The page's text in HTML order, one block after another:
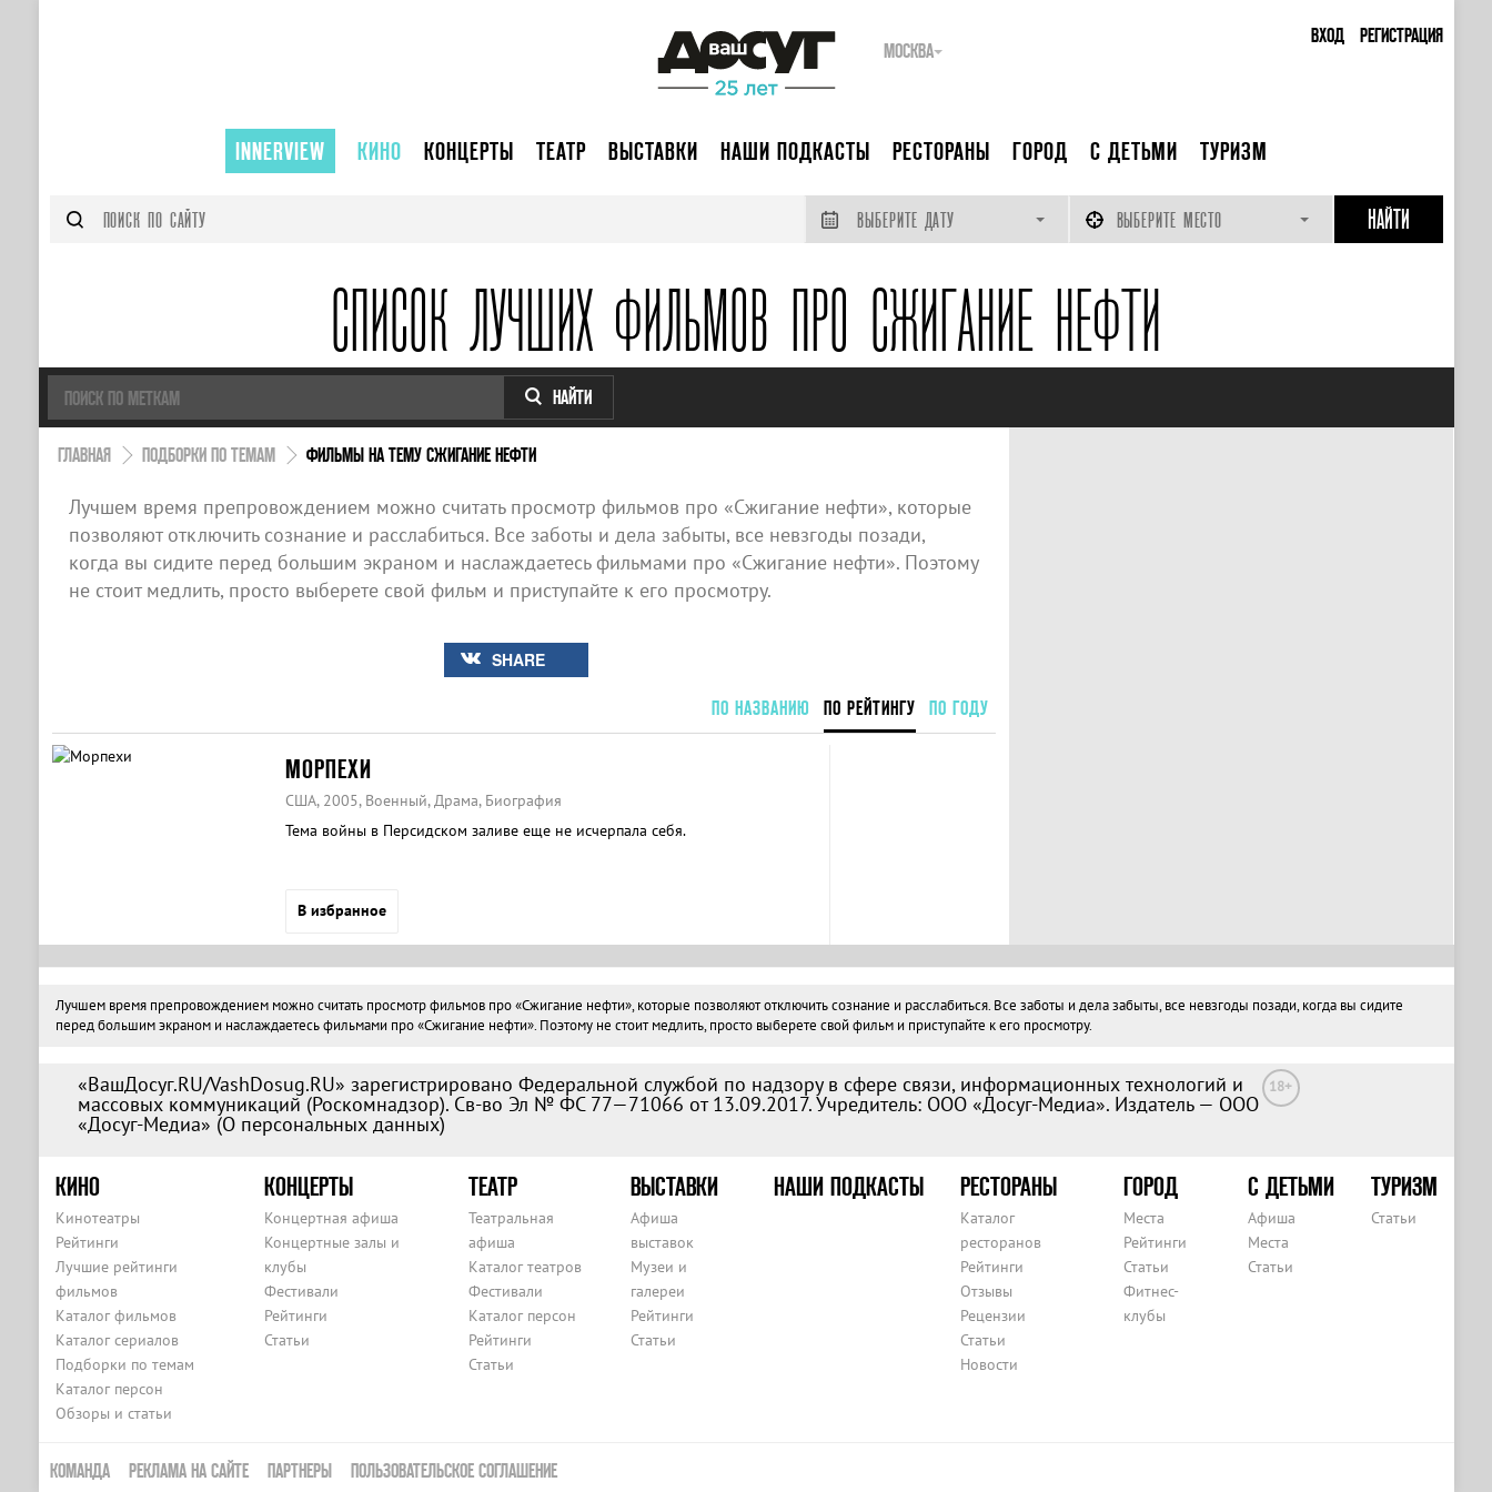
ВХОД РЕГИСТРАЦИЯ
МОСКВА
INNERVIEW КИНО КОНЦЕРТЫ ТЕАТР ВЫСТАВКИ НАШИ ПОДКАСТЫ РЕСТОРАНЫ ГОРОД С ДЕТЬМИ ТУРИЗМ
ВЫБЕРИТЕ ДАТУ ВЫБЕРИТЕ МЕСТО
СПИСОК ЛУЧШИХ ФИЛЬМОВ ПРО СЖИГАНИЕ НЕФТИ
НАЙТИ
ГЛАВНАЯ ПОДБОРКИ ПО ТЕМАМ ФИЛЬМЫ НА ТЕМУ СЖИГАНИЕ НЕФТИ
Лучшем время препровождением можно считать просмотр фильмов про «Сжигание нефти», которые
позволяют отключить сознание и расслабиться. Все заботы и дела забыты, все невзгоды позади,
когда вы сидите перед большим экраном и наслаждаетесь фильмами про «Сжигание нефти». Поэтому
не стоит медлить, просто выберете свой фильм и приступайте к его просмотру.
SHARE
ПО НАЗВАНИЮ ПО РЕЙТИНГУ ПО ГОДУ
МОРПЕХИ
США, 2005, Военный, Драма, Биография
Тема войны в Персидском заливе еще не исчерпала себя.
В избранное
Лучшем время препровождением можно считать просмотр фильмов про «Сжигание нефти», которые позволяют отключить сознание и расслабиться. Все заботы и дела забыты, все невзгоды позади, когда вы сидите
перед большим экраном и наслаждаетесь фильмами про «Сжигание нефти». Поэтому не стоит медлить, просто выберете свой фильм и приступайте к его просмотру.
«ВашДосуг.RU/VashDosug.RU» зарегистрировано Федеральной службой по надзору в сфере связи, информационных технологий и
массовых коммуникаций (Роскомнадзор). Св-во Эл № ФС 77—71066 от 13.09.2017. Учредитель: ООО «Досуг-Медиа». Издатель — ООО
«Досуг-Медиа» (О персональных данных)
18+
КИНО
Кинотеатры
Рейтинги
Лучшие рейтинги
фильмов
Каталог фильмов
Каталог сериалов
Подборки по темам
Каталог персон
Обзоры и статьи
КОНЦЕРТЫ
Концертная афиша
Концертные залы и
клубы
Фестивали
Рейтинги
Статьи
ТЕАТР
Театральная
афиша
Каталог театров
Фестивали
Каталог персон
Рейтинги
Статьи
ВЫСТАВКИ
Афиша
выставок
Музеи и
галереи
Рейтинги
Статьи
НАШИ ПОДКАСТЫ РЕСТОРАНЫ
Каталог
ресторанов
Рейтинги
Отзывы
Рецензии
Статьи
Новости
ГОРОД
Места
Рейтинги
Статьи
Фитнес-
клубы
С ДЕТЬМИ
Афиша
Места
Статьи
ТУРИЗМ
Статьи
КОМАНДА РЕКЛАМА НА САЙТЕ ПАРТНЕРЫ ПОЛЬЗОВАТЕЛЬСКОЕ СОГЛАШЕНИЕ